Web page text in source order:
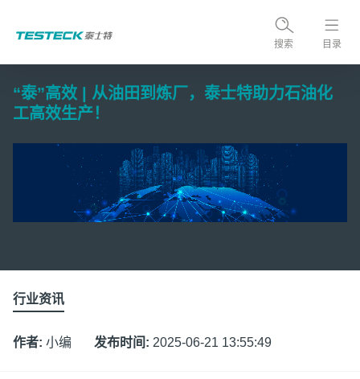
搜索 目录
“泰”高效 | 从油田到炼厂，泰士特助力石油化
工高效生产！
行业资讯
作者: 小编 发布时间: 2025-06-21 13:55:49